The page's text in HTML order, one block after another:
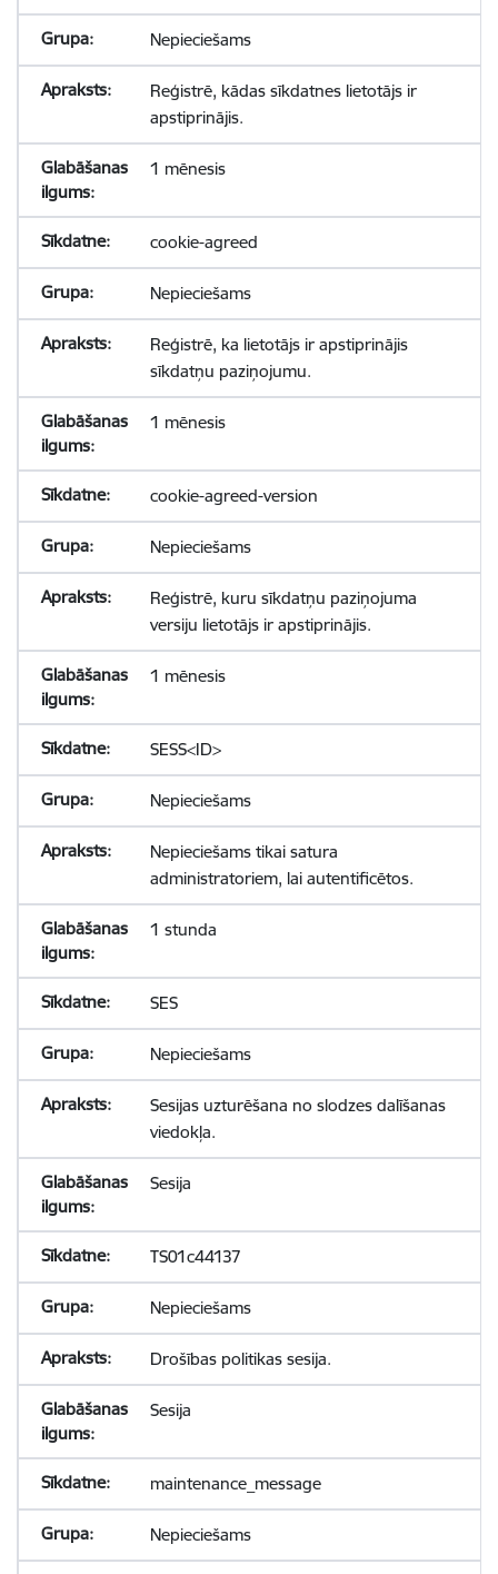
Nepieciešams
Reģistrē, kādas sīkdatnes lietotājs ir
apstiprinājis.
1 mēnesis
cookie-agreed
Nepieciešams
Reģistrē, ka lietotājs ir apstiprinājis
sīkdatņu paziņojumu.
1 mēnesis
cookie-agreed-version
Nepieciešams
Reģistrē, kuru sīkdatņu paziņojuma
versiju lietotājs ir apstiprinājis.
1 mēnesis
SESS<ID>
Nepieciešams
Nepieciešams tikai satura
administratoriem, lai autentificētos.
1 stunda
SES
Nepieciešams
Sesijas uzturēšana no slodzes dalīšanas
viedokļa.
Sesija
TS01c44137
Nepieciešams
Drošības politikas sesija.
Sesija
maintenance_message
Nepieciešams